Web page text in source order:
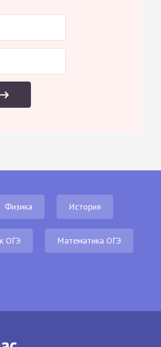
Физика История
ОГЭ Математика ОГЭ